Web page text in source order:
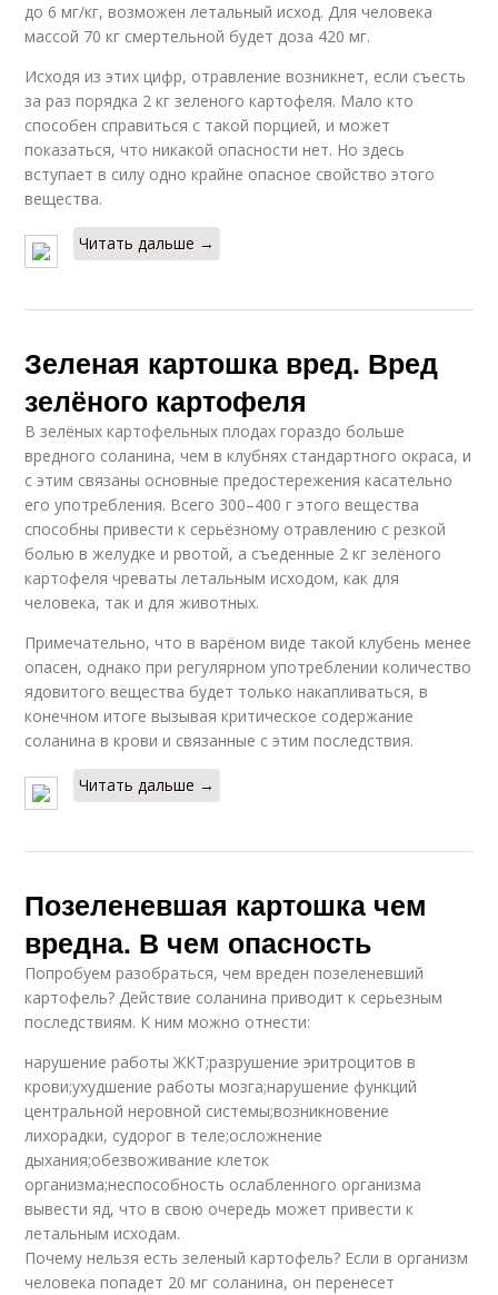
до 6 мг/кг, возможен летальный исход. Для человека
массой 70 кг смертельной будет доза 420 мг.
Исходя из этих цифр, отравление возникнет, если съесть
за раз порядка 2 кг зеленого картофеля. Мало кто
способен справиться с такой порцией, и может
показаться, что никакой опасности нет. Но здесь
вступает в силу одно крайне опасное свойство этого
вещества.
Читать дальше →
Зеленая картошка вред. Вред
зелёного картофеля
В зелёных картофельных плодах гораздо больше
вредного соланина, чем в клубнях стандартного окраса, и
с этим связаны основные предостережения касательно
его употребления. Всего 300–400 г этого вещества
способны привести к серьёзному отравлению с резкой
болью в желудке и рвотой, а съеденные 2 кг зелёного
картофеля чреваты летальным исходом, как для
человека, так и для животных.
Примечательно, что в варёном виде такой клубень менее
опасен, однако при регулярном употреблении количество
ядовитого вещества будет только накапливаться, в
конечном итоге вызывая критическое содержание
соланина в крови и связанные с этим последствия.
Читать дальше →
Позеленевшая картошка чем
вредна. В чем опасность
Попробуем разобраться, чем вреден позеленевший
картофель? Действие соланина приводит к серьезным
последствиям. К ним можно отнести:
нарушение работы ЖКТ;разрушение эритроцитов в
крови;ухудшение работы мозга;нарушение функций
центральной неровной системы;возникновение
лихорадки, судорог в теле;осложнение
дыхания;обезвоживание клеток
организма;неспособность ослабленного организма
вывести яд, что в свою очередь может привести к
летальным исходам.
Почему нельзя есть зеленый картофель? Если в организм
человека попадет 20 мг соланина, он перенесет